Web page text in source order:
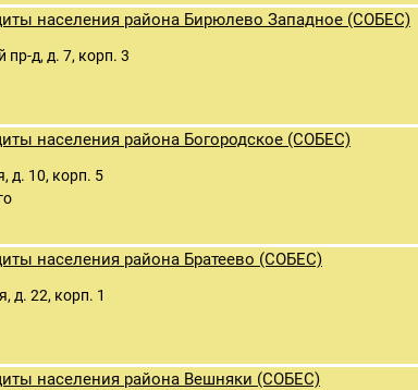
населения района Бирюлево Западное (СОБЕС)
пр-д, д. 7, корп. 3
населения района Богородское (СОБЕС)
д. 10, корп. 5
населения района Братеево (СОБЕС)
д. 22, корп. 1
населения района Вешняки (СОБЕС)